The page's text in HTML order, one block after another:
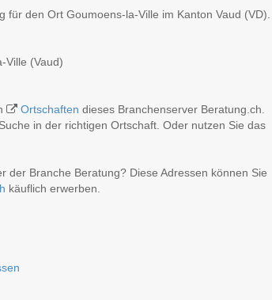
für den Ort Goumoens-la-Ville im Kanton Vaud (VD).
Ville (Vaud)
Ortschaften dieses Branchenserver Beratung.ch.
in der richtigen Ortschaft. Oder nutzen Sie das
der Branche Beratung? Diese Adressen können Sie
käuflich erwerben.